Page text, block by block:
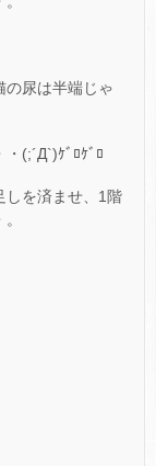
の尿は半端じゃ
(;´Д`)ｹﾞﾛｹﾞﾛ
しを済ませ、1階